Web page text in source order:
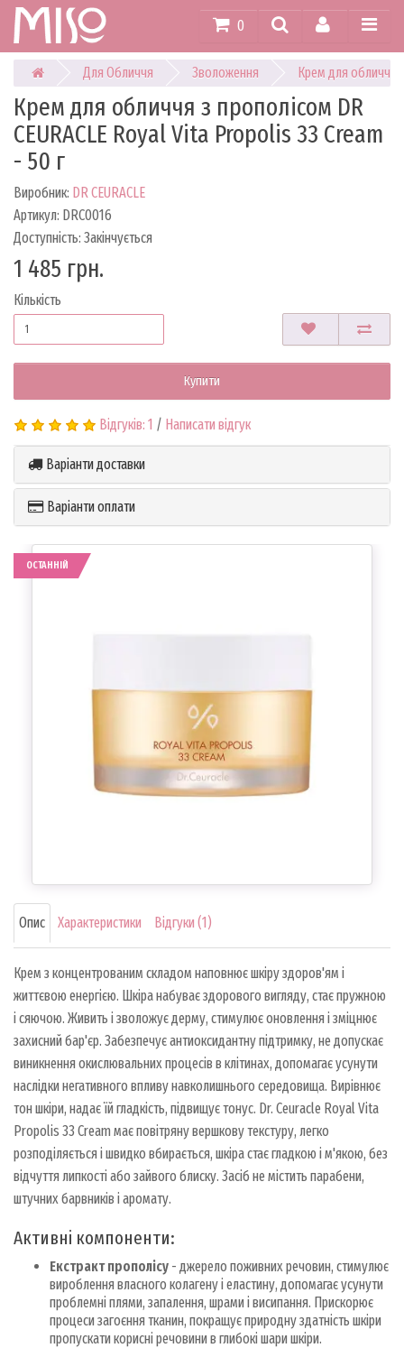
0
Для Обличчя Зволоження Крем для обличчя
Крем для обличчя з прополісом DR
CEURACLE Royal Vita Propolis 33 Cream
- 50 г
Виробник: DR CEURACLE
Артикул: DRC0016
Доступність: Закінчується
1 485 грн.
Кількість
Купити
Відгуків: 1 / Написати відгук
Варіанти доставки
Варіанти оплати
ОСТАННІЙ
Опис Характеристики Відгуки (1)
Крем з концентрованим складом наповнює шкіру здоров'ям і
життєвою енергією. Шкіра набуває здорового вигляду, стає пружною
і сяючою. Живить і зволожує дерму, стимулює оновлення і зміцнює
захисний бар'єр. Забезпечує антиоксидантну підтримку, не допускає
виникнення окислювальних процесів в клітинах, допомагає усунути
наслідки негативного впливу навколишнього середовища. Вирівнює
тон шкіри, надає їй гладкість, підвищує тонус. Dr. Ceuracle Royal Vita
Propolis 33 Cream має повітряну вершкову текстуру, легко
розподіляється і швидко вбирається, шкіра стає гладкою і м'якою, без
відчуття липкості або зайвого блиску. Засіб не містить парабени,
штучних барвників і аромату.
Активні компоненти:
Екстракт прополісу - джерело поживних речовин, стимулює
вироблення власного колагену і еластину, допомагає усунути
проблемні плями, запалення, шрами і висипання. Прискорює
процеси загоєння тканин, покращує природну здатність шкіри
пропускати корисні речовини в глибокі шари шкіри.